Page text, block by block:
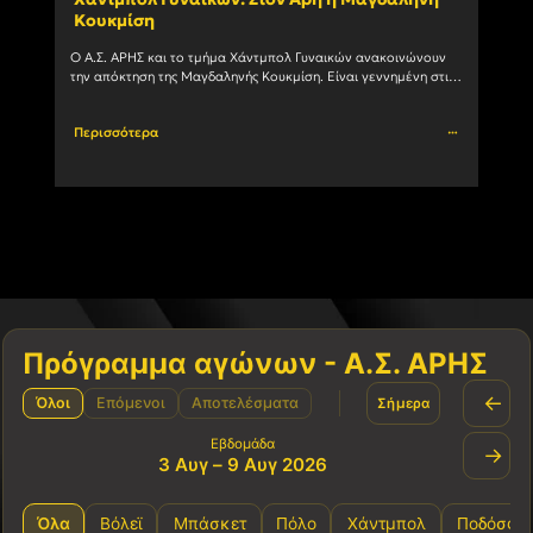
Κουκμίση
Ο Α.Σ. ΑΡΗΣ και το τμήμα Χάντμπολ Γυναικών ανακοινώνουν
την απόκτηση της Μαγδαληνής Κουκμίση. Είναι γεννημένη στις
Περισσότερα
Πρόγραμμα αγώνων - Α.Σ. ΑΡΗΣ
Όλοι Επόμενοι Αποτελέσματα Σήμερα ←
Εβδομάδα
3 Αυγ – 9 Αυγ 2026 →
Όλα Βόλεϊ Μπάσκετ Πόλο Χάντμπολ